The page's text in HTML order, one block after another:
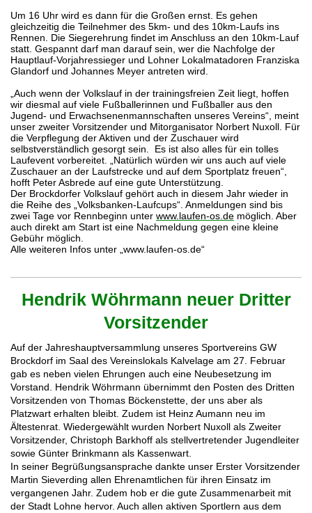
Um 16 Uhr wird es dann für die Großen ernst. Es gehen
gleichzeitig die Teilnehmer des 5km- und des 10km-Laufs ins
Rennen. Die Siegerehrung findet im Anschluss an den 10km-Lauf
statt. Gespannt darf man darauf sein, wer die Nachfolge der
Hauptlauf-Vorjahressieger und Lohner Lokalmatadoren Franziska
Glandorf und Johannes Meyer antreten wird.
„Auch wenn der Volkslauf in der trainingsfreien Zeit liegt, hoffen
wir diesmal auf viele Fußballerinnen und Fußballer aus den
Jugend- und Erwachsenenmannschaften unseres Vereins“, meint
unser zweiter Vorsitzender und Mitorganisator Norbert Nuxoll. Für
die Verpflegung der Aktiven und der Zuschauer wird
selbstverständlich gesorgt sein. Es ist also alles für ein tolles
Laufevent vorbereitet. „Natürlich würden wir uns auch auf viele
Zuschauer an der Laufstrecke und auf dem Sportplatz freuen“,
hofft Peter Asbrede auf eine gute Unterstützung.
Der Brockdorfer Volkslauf gehört auch in diesem Jahr wieder in
die Reihe des „Volksbanken-Laufcups“. Anmeldungen sind bis
zwei Tage vor Rennbeginn unter www.laufen-os.de möglich. Aber
auch direkt am Start ist eine Nachmeldung gegen eine kleine
Gebühr möglich.
Alle weiteren Infos unter „www.laufen-os.de“
Hendrik Wöhrmann neuer Dritter
Vorsitzender
Auf der Jahreshauptversammlung unseres Sportvereins GW
Brockdorf im Saal des Vereinslokals Kalvelage am 27. Februar
gab es neben vielen Ehrungen auch eine Neubesetzung im
Vorstand. Hendrik Wöhrmann übernimmt den Posten des Dritten
Vorsitzenden von Thomas Böckenstette, der uns aber als
Platzwart erhalten bleibt. Zudem ist Heinz Aumann neu im
Ältestenrat. Wiedergewählt wurden Norbert Nuxoll als Zweiter
Vorsitzender, Christoph Barkhoff als stellvertretender Jugendleiter
sowie Günter Brinkmann als Kassenwart.
In seiner Begrüßungsansprache dankte unser Erster Vorsitzender
Martin Sieverding allen Ehrenamtlichen für ihren Einsatz im
vergangenen Jahr. Zudem hob er die gute Zusammenarbeit mit
der Stadt Lohne hervor. Auch allen aktiven Sportlern aus dem